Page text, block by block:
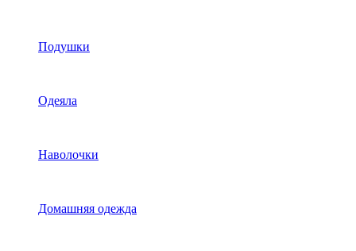
Подушки
Одеяла
Наволочки
Домашняя одежда